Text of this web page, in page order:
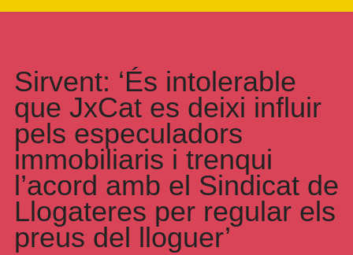
Sirvent: ‘És intolerable
que JxCat es deixi influir
pels especuladors
immobiliaris i trenqui
l’acord amb el Sindicat de
Llogateres per regular els
preus del lloguer’